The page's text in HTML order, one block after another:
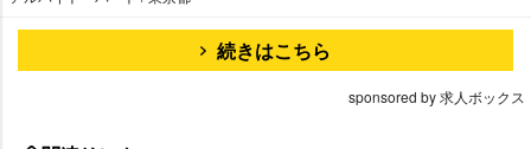
続きはこちら
sponsored by 求人ボックス